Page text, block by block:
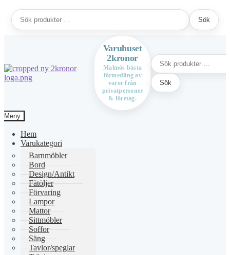
Sök
efter:
Sök
Hoppa
Hoppa
Varuhuset
2kronor
Malmös bästa
förmedling av
varor från
privatpersoner
& företag.
Sök
efter:
Sök
Meny
Hem
Varukategori
Barnmöbler
Bord
Design/Antikt
Fåtöljer
Förvaring
Lampor
Mattor
Sittmöbler
Soffor
Säng
Tavlor/speglar